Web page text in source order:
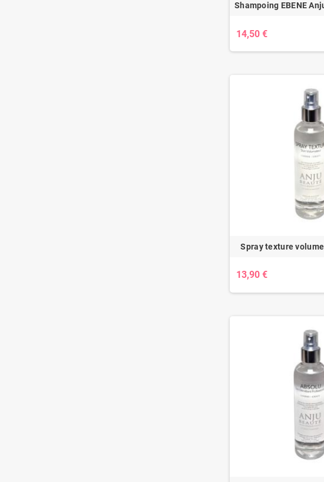
Shampoing EBENE
14,50 €
Spray texture
13,90 €